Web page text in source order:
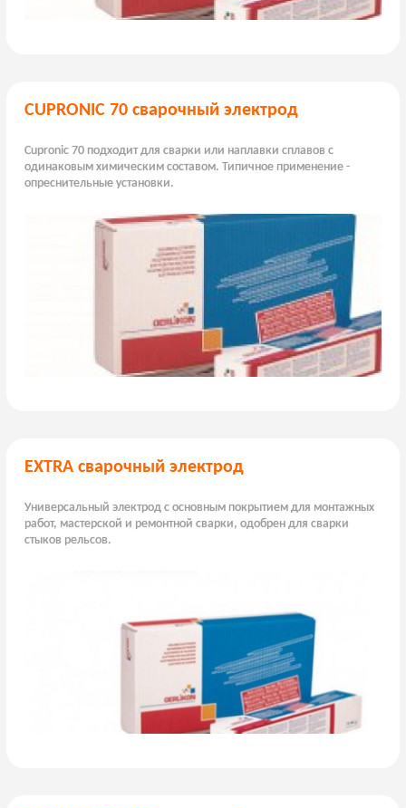
CUPRONIC 70 сварочный электрод
Cupronic 70 подходит для сварки или наплавки сплавов с
одинаковым химическим составом. Типичное применение -
опреснительные установки.
EXTRA сварочный электрод
Универсальный электрод с основным покрытием для монтажных
работ, мастерской и ремонтной сварки, одобрен для сварки
стыков рельсов.